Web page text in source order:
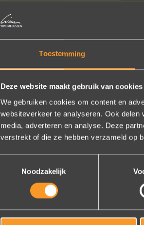
Toestemming
Deze website maakt gebruik van cookies
We gebruiken cookies om content en
websiteverkeer te analyseren. Ook
media, adverteren en analyse. Deze
verstrekt of die ze hebben verzameld op
NoodzakelijkWat een prachtige
service, punctueel in het
van van de ringen (we